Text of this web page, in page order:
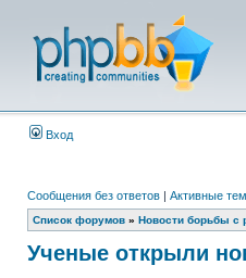
Вход
Сообщения без ответов | Активные
Список форумов » Новости борьбы с
Ученые открыли